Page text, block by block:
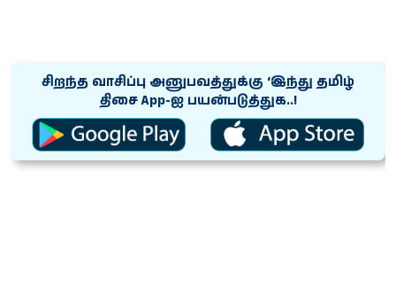
சிறந்த வாசிப்பு அனுபவத்துக்கு ‘இந்து தமிழ்
திசை App-ஐ பயன்படுத்துக..!